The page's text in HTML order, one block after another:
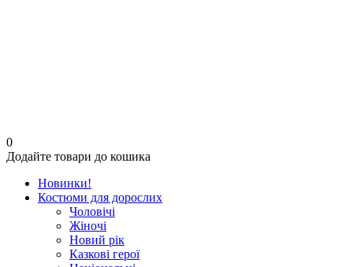
0
Додайте товари до кошика
Новинки!
Костюми для дорослих
Чоловічі
Жіночі
Новий рік
Казкові герої